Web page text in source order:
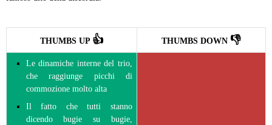
THUMBS UP 👍 THUMBS DOWN 👎
Le dinamiche interne del trio,
che raggiunge picchi di
commozione molto alta
Il fatto che tutti stanno
dicendo bugie su bugie,